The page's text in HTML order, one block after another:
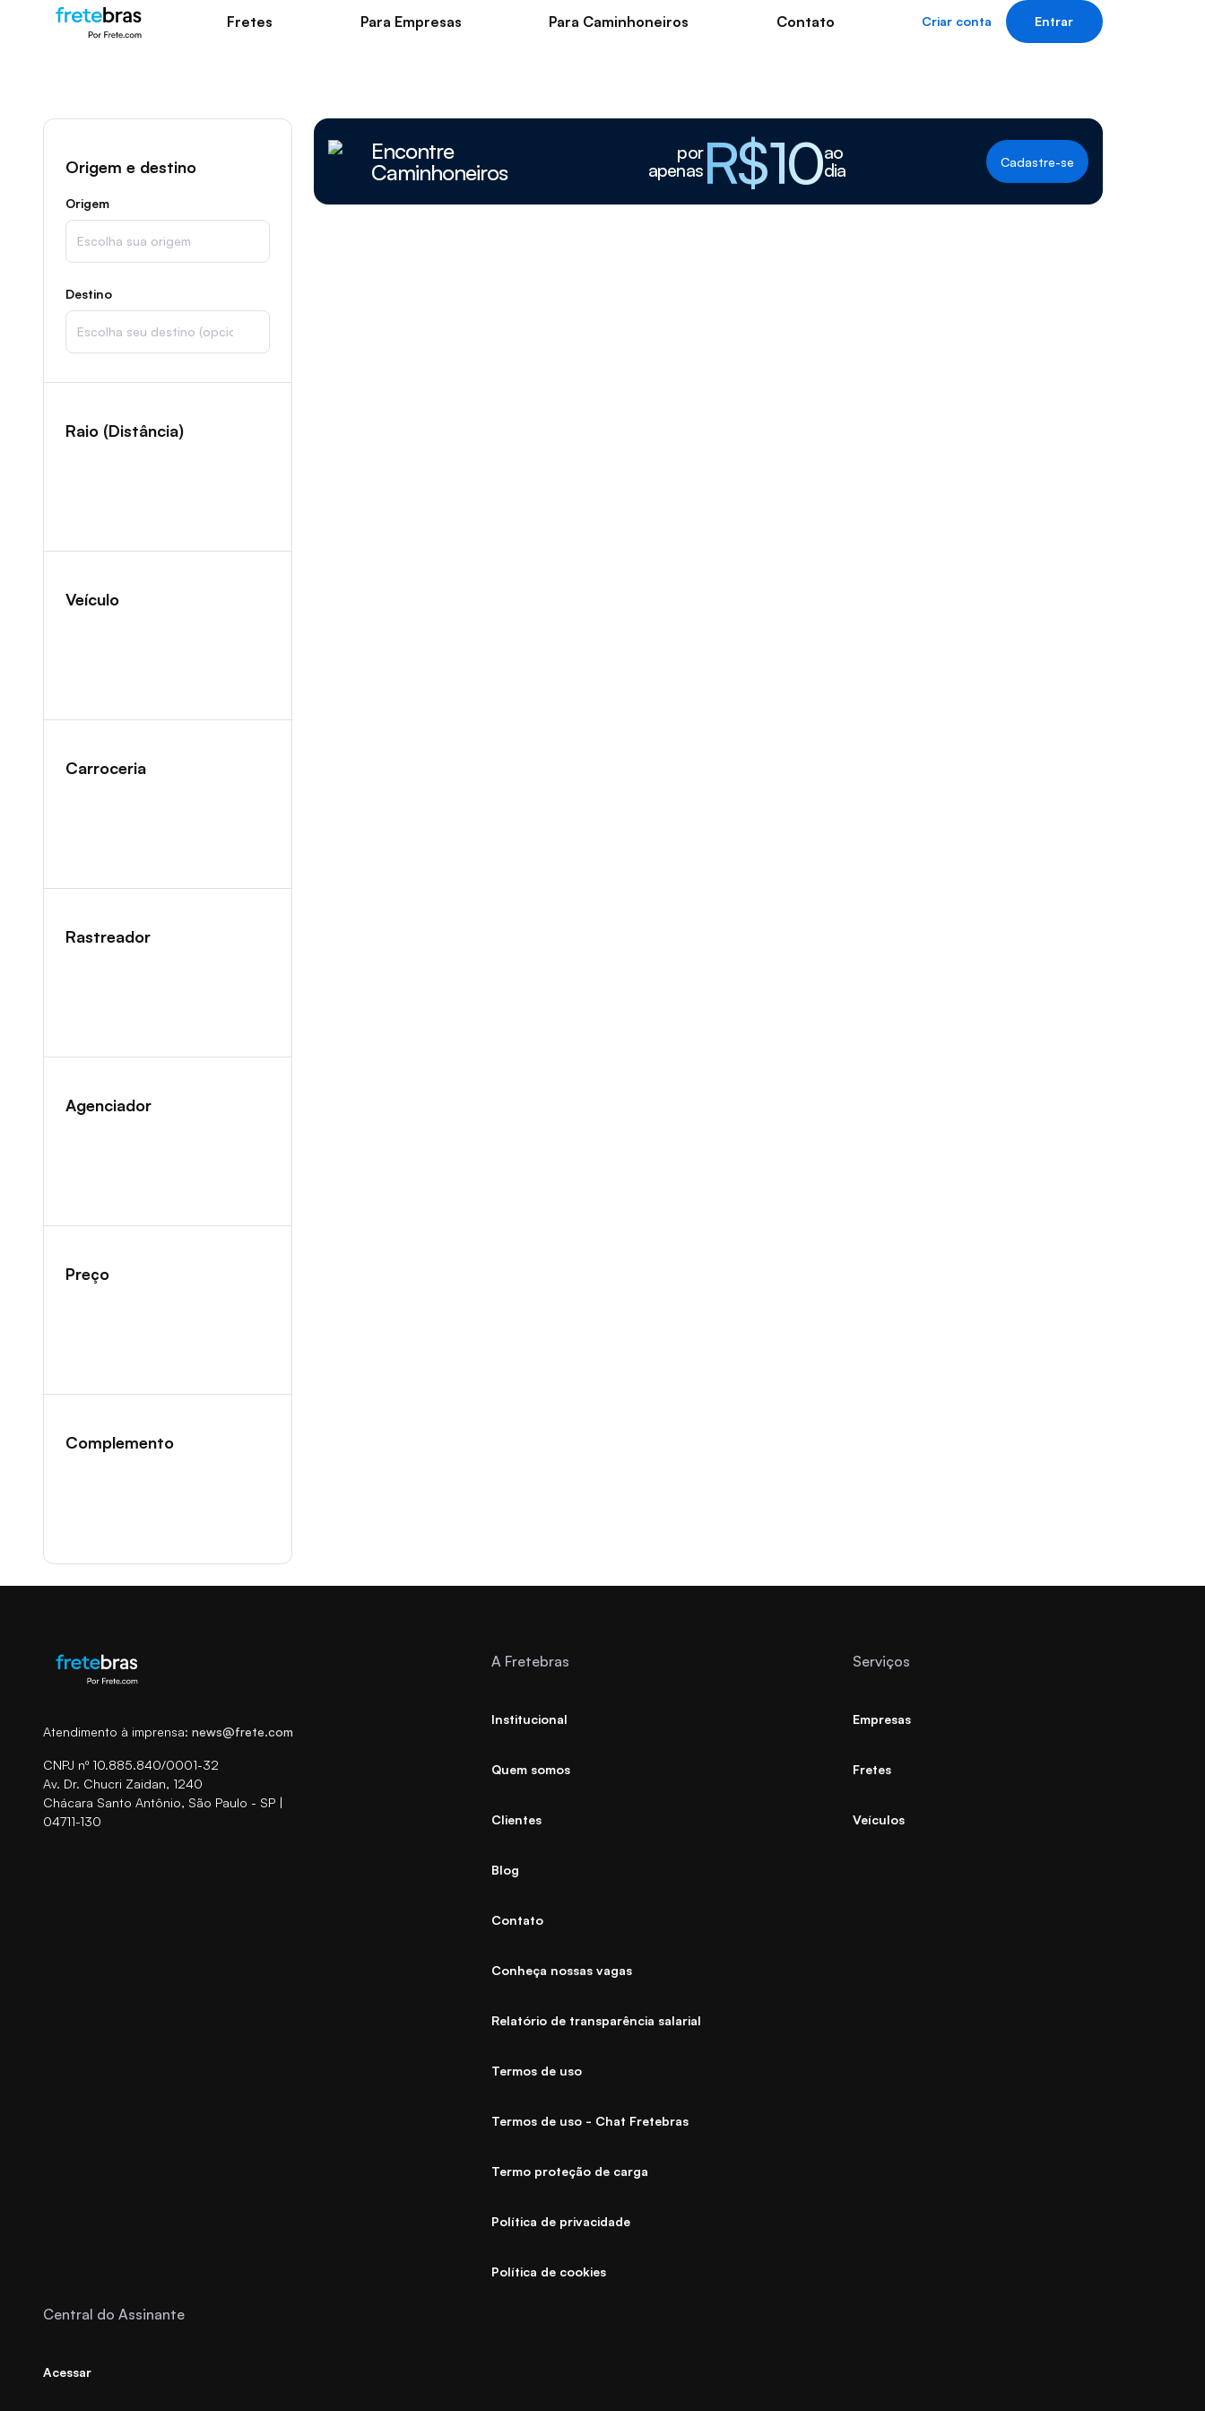
Fretes Para Empresas Para Caminhoneiros Contato Criar conta Entrar
Origem e destino
Origem
Destino
Raio (Distância)
Veículo
Carroceria
Rastreador
Agenciador
Preço
Complemento
Encontre
Caminhoneiros
por
apenasR$10ao
dia
Cadastre-se
Atendimento à imprensa: news@frete.com
CNPJ nº 10.885.840/0001-32
Av. Dr. Chucri Zaidan, 1240
Chácara Santo Antônio, São Paulo - SP |
04711-130
A Fretebras
Institucional
Quem somos
Clientes
Blog
Contato
Conheça nossas vagas
Relatório de transparência salarial
Termos de uso
Termos de uso - Chat Fretebras
Termo proteção de carga
Política de privacidade
Política de cookies
Serviços
Empresas
Fretes
Veículos
Central do Assinante
Acessar